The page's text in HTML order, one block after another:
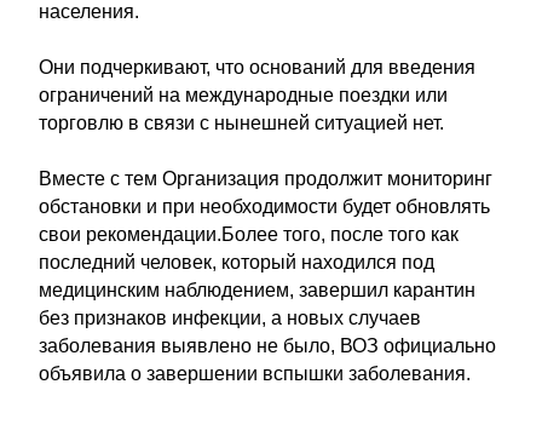
населения.
Они подчеркивают, что оснований для введения
ограничений на международные поездки или
торговлю в связи с нынешней ситуацией нет.
Вместе с тем Организация продолжит мониторинг
обстановки и при необходимости будет обновлять
свои рекомендации.Более того, после того как
последний человек, который находился под
медицинским наблюдением, завершил карантин
без признаков инфекции, а новых случаев
заболевания выявлено не было, ВОЗ официально
объявила о завершении вспышки заболевания.